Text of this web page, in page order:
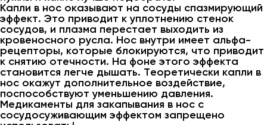
Капли в нос оказывают на сосуды спазмирующий
эффект. Это приводит к уплотнению стенок
сосудов, и плазма перестает выходить из
кровеносного русла. Нос внутри имеет альфа-
рецепторы, которые блокируются, что приводит
к снятию отечности. На фоне этого эффекта
становится легче дышать. Теоретически капли в
нос окажут дополнительное воздействие,
поспособствуют уменьшению давления.
Медикаменты для закапывания в нос с
сосудосуживающим эффектом запрещено